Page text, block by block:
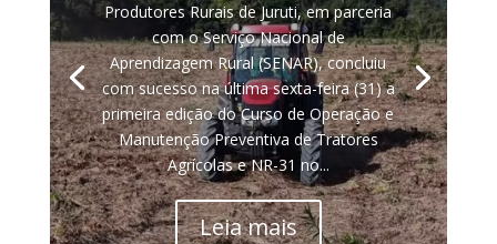
Produtores Rurais de Juruti, em parceria
com o Serviço Nacional de
Aprendizagem Rural (SENAR), concluiu
com sucesso na última sexta-feira (31) a
primeira edição do Curso de Operação e
Manutenção Preventiva de Tratores
Agrícolas e NR-31 no...
Leia mais